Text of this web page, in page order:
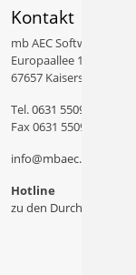
Kontakt
mb AEC Software GmbH
Europaallee 14
67657 Kaiserslautern
Tel.0631 550999 11
Fax 0631 550999 20
info@mbaec.de
Hotline
zu den Durchwahlen